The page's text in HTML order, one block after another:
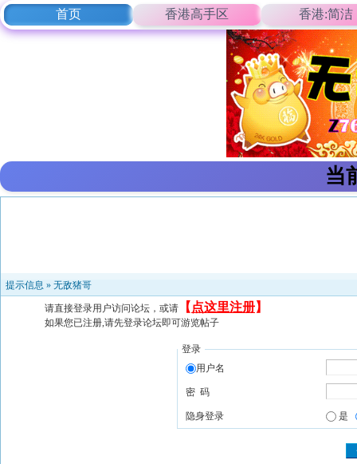
首页 香港高手区 香港:简洁
当
提示信息 » 无敌猪哥
请直接登录用户访问论坛，或请 【 点这里注册】
如果您已注册,请先登录论坛即可游览帖子
登录
用户名
密 码
隐身登录 是